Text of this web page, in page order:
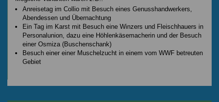
Anreisetag im Collio mit Besuch eines Genusshandwerkers,
Abendessen und Übernachtung
Ein Tag im Karst mit Besuch eine Winzers und Fleischhauers in
Personalunion, dazu eine Höhlenkäsemacherin und der Besuch
einer Osmiza (Buschenschank)
Besuch einer einer Muschelzucht in einem vom WWF betreuten
Gebiet